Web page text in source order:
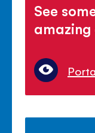
See
amazing